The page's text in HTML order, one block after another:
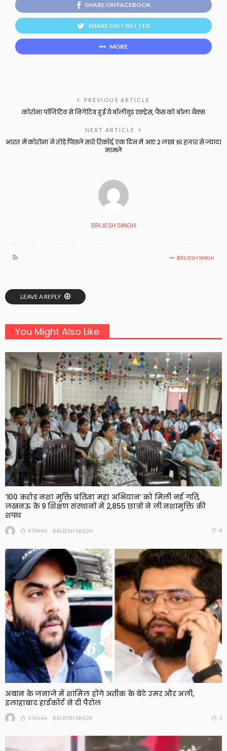
SHARE ON FACEBOOK
SHARE ON TWITTER
MORE
PREVIOUS ARTICLE
कोरोना पॉजिटिव से निगेटिव हुई ये बॉलीवुड एक्ट्रेस, फैंस को बोला थैंक्स
NEXT ARTICLE
भारत में कोरोना ने तोड़े पिछले सारे रिकॉर्ड, एक दिन में आए 2 लाख 61 हजार से ज्यादा
मामले
BRIJESH SINGH
BRIJESH SINGH
LEAVE A REPLY
You Might Also Like
‘100 करोड़ नशा मुक्ति प्रतिज्ञा महा अभियान’ को मिली नई गति,
लखनऊ के 9 शिक्षण संस्थानों में 2,855 छात्रों ने ली नशामुक्ति की
शपथ
4 Views BRIJESH SINGH 4
अबान के जनाजे में शामिल होंगे अतीक के बेटे उमर और अली,
इलाहाबाद हाईकोर्ट ने दी पैरोल
3 Views BRIJESH SINGH 3